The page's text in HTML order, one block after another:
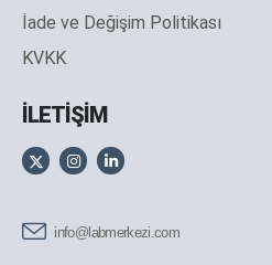
İade ve Değişim Politikası
KVKK
İLETİŞİM
info@labmerkezi.com